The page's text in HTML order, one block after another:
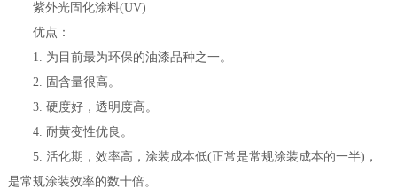
紫外光固化涂料(UV)
优点：
1. 为目前最为环保的油漆品种之一。
2. 固含量很高。
3. 硬度好，透明度高。
4. 耐黄变性优良。
5. 活化期，效率高，涂装成本低(正常是常规涂装成本的一半)，
是常规涂装效率的数十倍。